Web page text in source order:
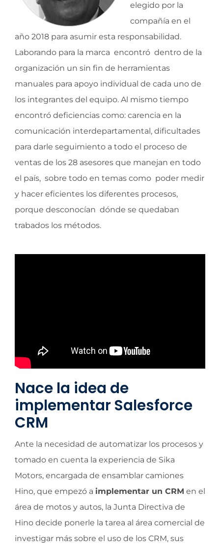
elegido por la
compañía en el
año 2018 para asumir esta responsabilidad.
Laborando para la marca encontró dentro de la
organización un sin fin de herramientas
manuales para apoyo individual de cada uno de
los integrantes del equipo. Al mismo tiempo
encontró deficiencias como: carencia en la
comunicación interdepartamental, dificultades
para darle seguimiento a todo el proceso de
ventas de los 28 asesores que manejan en todo
el país, sobre todo en temas como poder medir
y hacer eficientes los diferentes procesos,
porque desconocían dónde se quedaban
trabados los métodos.
Nace la idea de
implementar Salesforce
CRM
Ante la necesidad de automatizar los procesos y
tomado en cuenta la experiencia de Sika
Motors, encargada de ensamblar camiones
Hino, que empezó a implementar un CRM en el
área de motos y autos, la Junta Directiva de
Hino decide ponerle la tarea al área comercial de
investigar más sobre el uso de los CRM, sus